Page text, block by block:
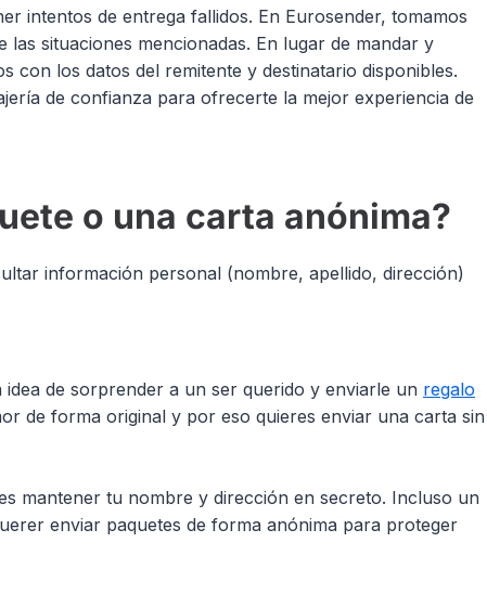
intentos de entrega fallidos. En Eurosender, tomamos
situaciones mencionadas. En lugar de mandar y
con los datos del remitente y destinatario disponibles.
de confianza para ofrecerte la mejor experiencia de
o una carta anónima?
información personal (nombre, apellido, dirección)
de sorprender a un ser querido y enviarle un regalo
de forma original y por eso quieres enviar una carta sin
mantener tu nombre y dirección en secreto. Incluso un
enviar paquetes de forma anónima para proteger